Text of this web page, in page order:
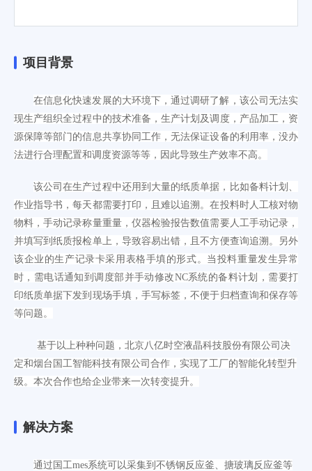
项目背景
在信息化快速发展的大环境下，通过调研了解，该公司无法实
现生产组织全过程中的技术准备，生产计划及调度，产品加工，资
源保障等部门的信息共享协同工作，无法保证设备的利用率， 没办
法进行合理配置和调度资源等等，因此导致生产效率不高 。
该公司在生产过程中还用到大量的纸质单据，比如备料计划、
作业指导书，每天都需要打印，且难以追溯 。在投料时人工核对物
物料，手动记录称量重量，仪器检验报告数值需要人工手动记录，
并填写到纸质报检单上， 导致容易出错，且不方便查询追溯。
另外
该企业的生产记录卡采用表格手填的形式。 当 投料重量发生异常
时 ， 需电话通知到调度部并手动修改NC系统的备料计划，需要打
印纸质单据下发到现场手填，手写标签，不便于归档查询和保存等
等问题。
基于以上种种问题，北京八亿时空液晶科技股份有限公司决
定和烟台国工智能科技有限公司合作，实现了工厂的智能化转型升
级。本次合作也给企业带来一次转变提升。
解决方案
通过国工mes系统可以采集到不锈钢反应釜、搪玻璃反应釜等